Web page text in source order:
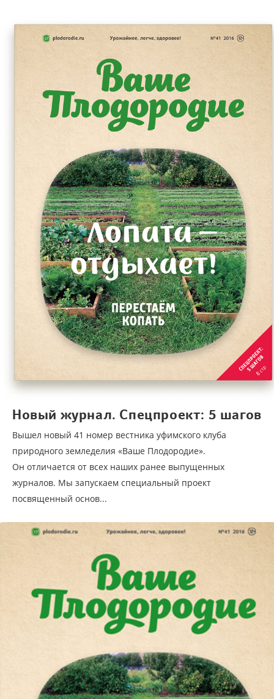
Новый журнал. Спецпроект: 5 шагов
Вышел новый 41 номер вестника уфимского клуба
природного земледелия «Ваше Плодородие».
Он отличается от всех наших ранее выпущенных
журналов. Мы запускаем специальный проект
посвященный основ...